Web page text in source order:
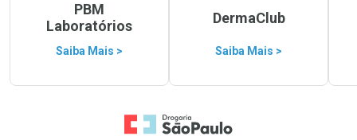
PBM
Laboratórios
Saiba Mais >
DermaClub
Saiba Mais >
Ir para a Home